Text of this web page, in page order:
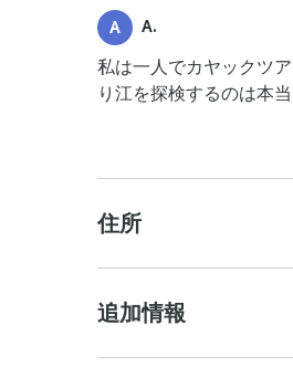
A A.
私は一人でカヤックツ
り江を探検するのは本
住所
追加情報